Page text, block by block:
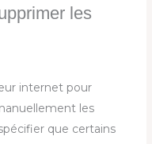
les
internet pour
les
que certains